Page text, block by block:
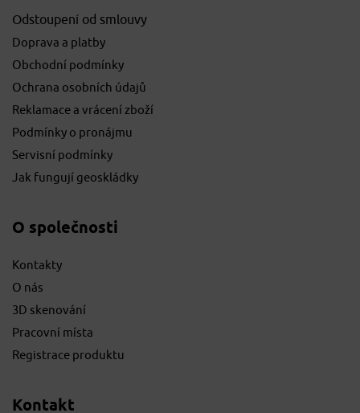
Odstoupení od smlouvy
Doprava a platby
Obchodní podmínky
Ochrana osobních údajů
Reklamace a vrácení zboží
Podmínky o pronájmu
Servisní podmínky
Jak fungují geoskládky
O společnosti
Kontakty
O nás
3D skenování
Pracovní místa
Registrace produktu
Kontakt